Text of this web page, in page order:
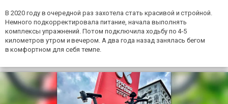
В 2020 году в очередной раз захотела стать красивой и стройной.
Немного подкорректировала питание, начала выполнять
комплексы упражнений. Потом подключила ходьбу по 4‑5
километров утром и вечером. А два года назад занялась бегом
в комфортном для себя темпе.